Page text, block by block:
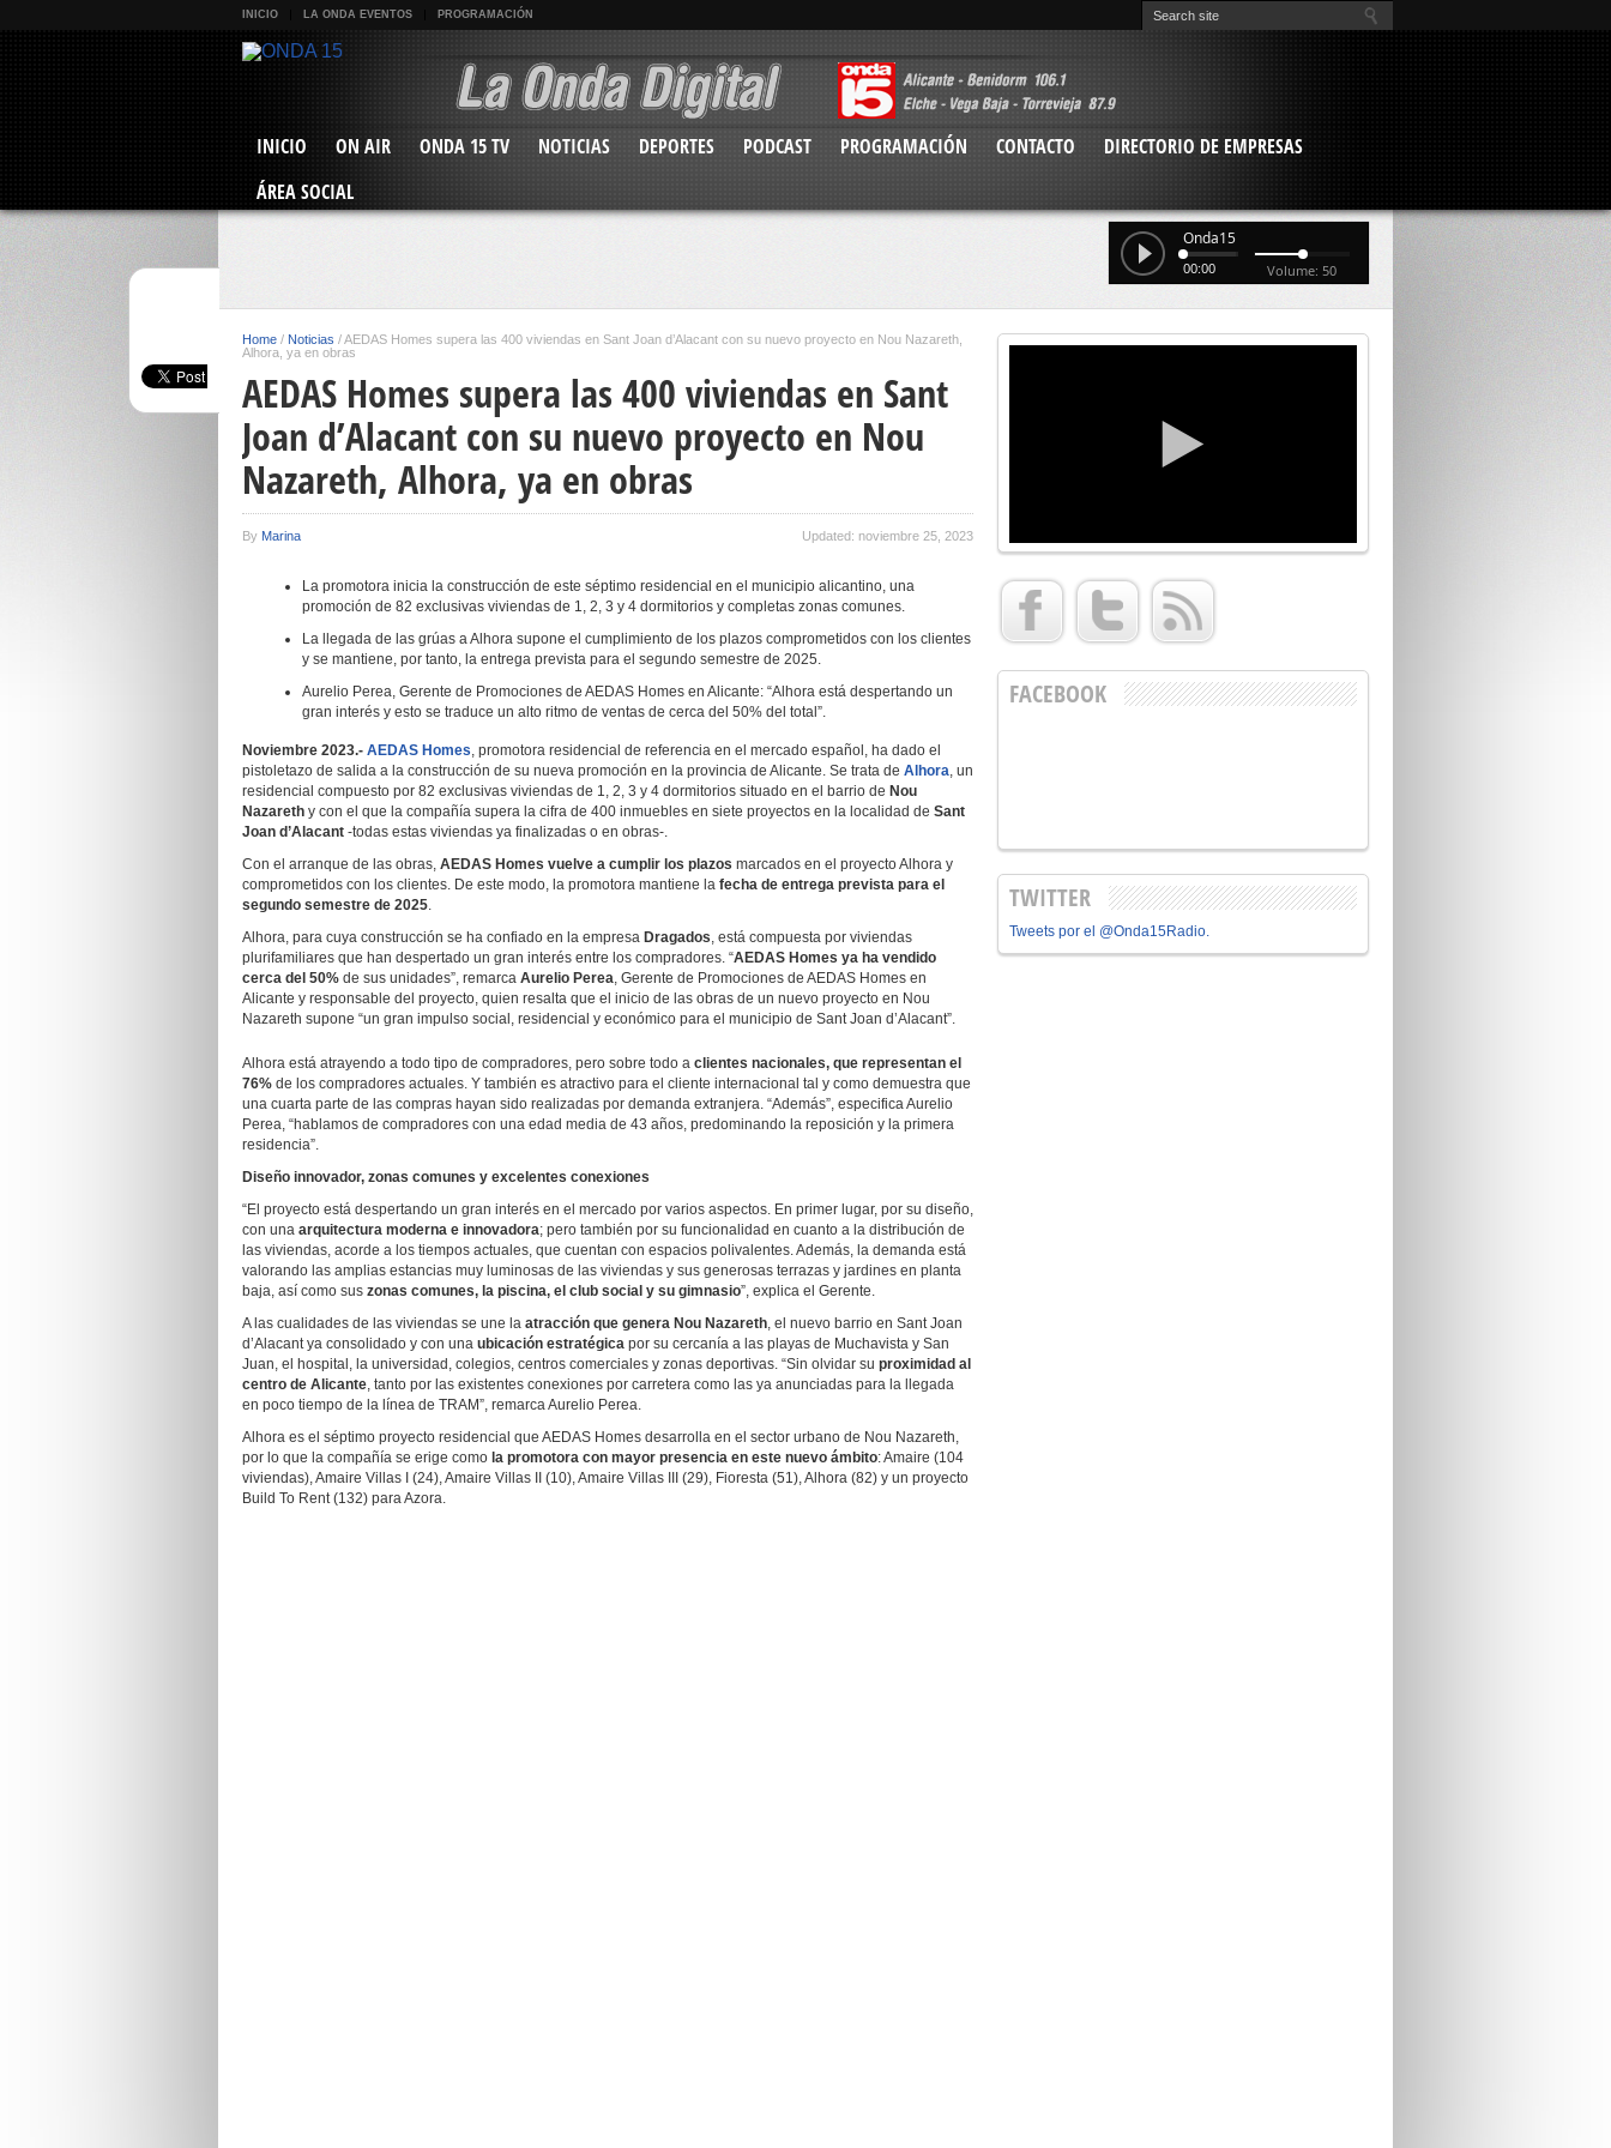
INICIO LA ONDA EVENTOS PROGRAMACIÓN
INICIO ON AIR ONDA 15 TV NOTICIAS DEPORTES PODCAST PROGRAMACIÓN CONTACTO
DIRECTORIO DE EMPRESAS
ÁREA SOCIAL
Onda15
00:00 Volume: 50
Home / Noticias /AEDAS Homes supera las 400 viviendas en Sant Joan d’Alacant con su nuevo proyecto en Nou Nazareth,
Alhora, ya en obras
AEDAS Homes supera las 400 viviendas en Sant
Joan d’Alacant con su nuevo proyecto en Nou
Nazareth, Alhora, ya en obras
By Marina Updated: noviembre 25, 2023
La promotora inicia la construcción de este séptimo residencial en el municipio alicantino, una
promoción de 82 exclusivas viviendas de 1, 2, 3 y 4 dormitorios y completas zonas comunes.
La llegada de las grúas a Alhora supone el cumplimiento de los plazos comprometidos con los clientes
y se mantiene, por tanto, la entrega prevista para el segundo semestre de 2025.
Aurelio Perea, Gerente de Promociones de AEDAS Homes en Alicante: “Alhora está despertando un
gran interés y esto se traduce un alto ritmo de ventas de cerca del 50% del total”.
Noviembre 2023.- AEDAS Homes, promotora residencial de referencia en el mercado español, ha dado el
pistoletazo de salida a la construcción de su nueva promoción en la provincia de Alicante. Se trata de Alhora, un
residencial compuesto por 82 exclusivas viviendas de 1, 2, 3 y 4 dormitorios situado en el barrio de Nou
Nazareth y con el que la compañía supera la cifra de 400 inmuebles en siete proyectos en la localidad de Sant
Joan d’Alacant -todas estas viviendas ya finalizadas o en obras-.
Con el arranque de las obras, AEDAS Homes vuelve a cumplir los plazos marcados en el proyecto Alhora y
comprometidos con los clientes. De este modo, la promotora mantiene la fecha de entrega prevista para el
segundo semestre de 2025.
Alhora, para cuya construcción se ha confiado en la empresa Dragados, está compuesta por viviendas
plurifamiliares que han despertado un gran interés entre los compradores. “AEDAS Homes ya ha vendido
cerca del 50% de sus unidades”, remarca Aurelio Perea, Gerente de Promociones de AEDAS Homes en
Alicante y responsable del proyecto, quien resalta que el inicio de las obras de un nuevo proyecto en Nou
Nazareth supone “un gran impulso social, residencial y económico para el municipio de Sant Joan d’Alacant”.
Alhora está atrayendo a todo tipo de compradores, pero sobre todo a clientes nacionales, que representan el
76% de los compradores actuales. Y también es atractivo para el cliente internacional tal y como demuestra que
una cuarta parte de las compras hayan sido realizadas por demanda extranjera. “Además”, especifica Aurelio
Perea, “hablamos de compradores con una edad media de 43 años, predominando la reposición y la primera
residencia”.
Diseño innovador, zonas comunes y excelentes conexiones
“El proyecto está despertando un gran interés en el mercado por varios aspectos. En primer lugar, por su diseño,
con una arquitectura moderna e innovadora; pero también por su funcionalidad en cuanto a la distribución de
las viviendas, acorde a los tiempos actuales, que cuentan con espacios polivalentes. Además, la demanda está
valorando las amplias estancias muy luminosas de las viviendas y sus generosas terrazas y jardines en planta
baja, así como sus zonas comunes, la piscina, el club social y su gimnasio”, explica el Gerente.
A las cualidades de las viviendas se une la atracción que genera Nou Nazareth, el nuevo barrio en Sant Joan
d’Alacant ya consolidado y con una ubicación estratégica por su cercanía a las playas de Muchavista y San
Juan, el hospital, la universidad, colegios, centros comerciales y zonas deportivas. “Sin olvidar su proximidad al
centro de Alicante, tanto por las existentes conexiones por carretera como las ya anunciadas para la llegada
en poco tiempo de la línea de TRAM”, remarca Aurelio Perea.
Alhora es el séptimo proyecto residencial que AEDAS Homes desarrolla en el sector urbano de Nou Nazareth,
por lo que la compañía se erige como la promotora con mayor presencia en este nuevo ámbito: Amaire (104
viviendas), Amaire Villas I (24), Amaire Villas II (10), Amaire Villas III (29), Fioresta (51), Alhora (82) y un proyecto
Build To Rent (132) para Azora.
FACEBOOK
TWITTER
Tweets por el @Onda15Radio.